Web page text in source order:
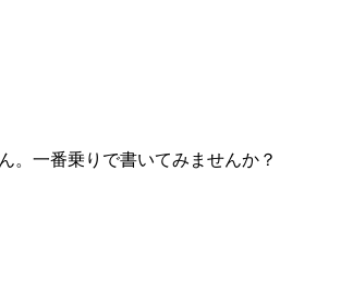
。一番乗りで書いてみませんか？